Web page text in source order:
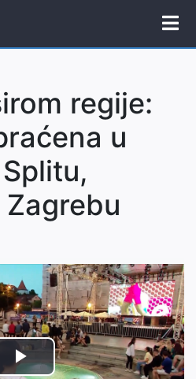
regije:
u